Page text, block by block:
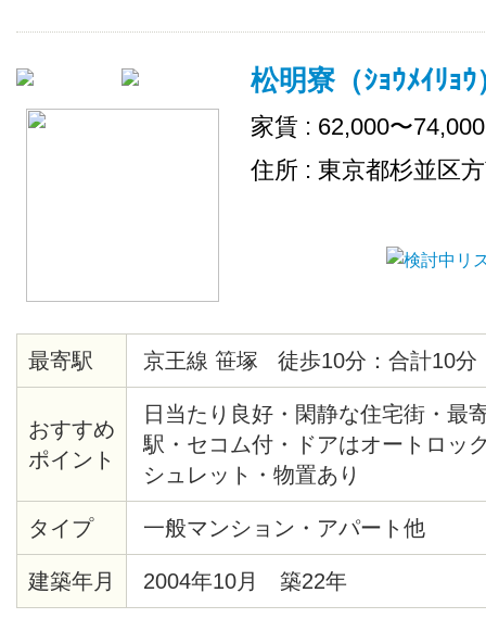
松明寮（ｼｮｳﾒｲﾘｮｳ
家賃 : 62,000〜
住所 : 東京都杉並区
最寄駅 京王線 笹塚 徒歩10分：合計10分
おすすめ
ポイント
日当たり良好・閑静な住宅街・最
駅・セコム付・ドアはオートロッ
シュレット・物置あり
タイプ 一般マンション・アパート他
建築年月 2004年10月 築22年